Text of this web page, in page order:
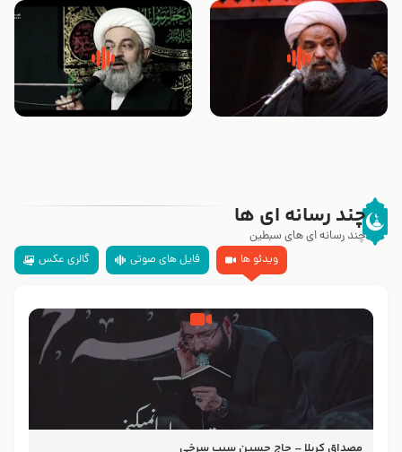
محدث زاده
سلام جوانی که امام حسین علیه
السلام خودش جوابش را دادند
زیارتی که اسباب رزق زیاد و عمر
طولانی است حجت السلام حسین
چند رسانه ای ها
چند رسانه ای های سبطین
ویدئو ها
فایل های صوتی گالری عکس
مصداق کربلا – حاج حسین سیب سرخی